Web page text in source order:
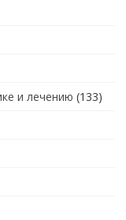
и лечению (133)